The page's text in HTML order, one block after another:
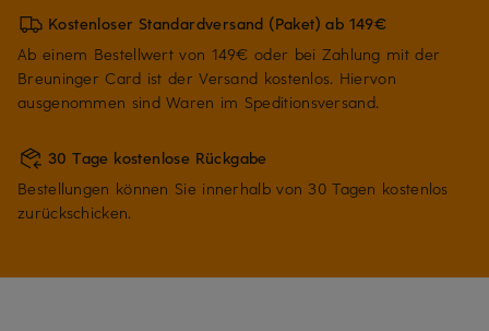
Kostenloser Standardversand (Paket) ab 149€
Ab einem Bestellwert von 149€ oder bei Zahlung mit der
Breuninger Card ist der Versand kostenlos. Hiervon
ausgenommen sind Waren im Speditionsversand.
30 Tage kostenlose Rückgabe
Bestellungen können Sie innerhalb von 30 Tagen kostenlos
zurückschicken.